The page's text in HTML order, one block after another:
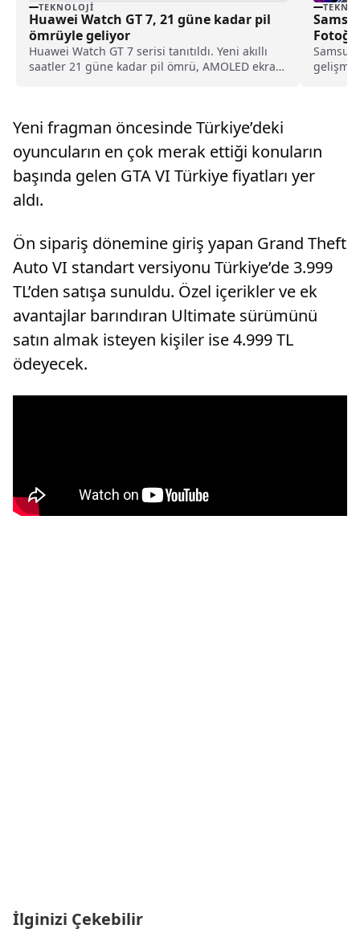
TEKNOLOJI
Huawei Watch GT 7, 21 güne kadar pil
ömrüyle geliyor
Huawei Watch GT 7 serisi tanıtıldı. Yeni akıllı
saatler 21 güne kadar pil ömrü, AMOLED ekran,
gelişme
Yeni fragman öncesinde Türkiye’deki
oyuncuların en çok merak ettiği konuların
başında gelen GTA VI Türkiye fiyatları yer
aldı.
Ön sipariş dönemine giriş yapan Grand Theft
Auto VI standart versiyonu Türkiye’de 3.999
TL’den satışa sunuldu. Özel içerikler ve ek
avantajlar barındıran Ultimate sürümünü
satın almak isteyen kişiler ise 4.999 TL
ödeyecek.
İlginizi Çekebilir